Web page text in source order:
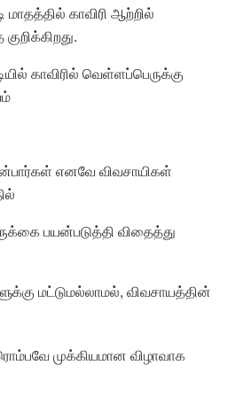
மாதத்தில் காவிரி ஆற்றில்
காவிரில் வெள்ளப்பெருக்கு
எனவே விவசாயிகள்
பயன்படுத்தி விதைத்து
மட்டுமல்லாமல், விவசாயத்தின்
முக்கியமான விழாவாக